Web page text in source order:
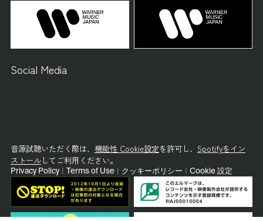
Social Media
音源試聴いただく際は、 機能性 Cookie設定を許可し、 Spotifyをイン
ストールしてご利用ください。
Privacy Policy Terms of Use クッキーポリシー Cookie 設定